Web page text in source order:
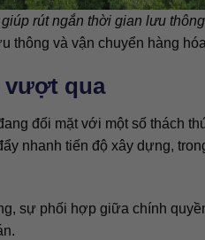
rút ngắn thời gian lưu
thông và vận chuyển hàng hóa
vượt qua
đối mặt với một số thách
nhanh tiến độ xây dựng,
sự phối hợp giữa chính